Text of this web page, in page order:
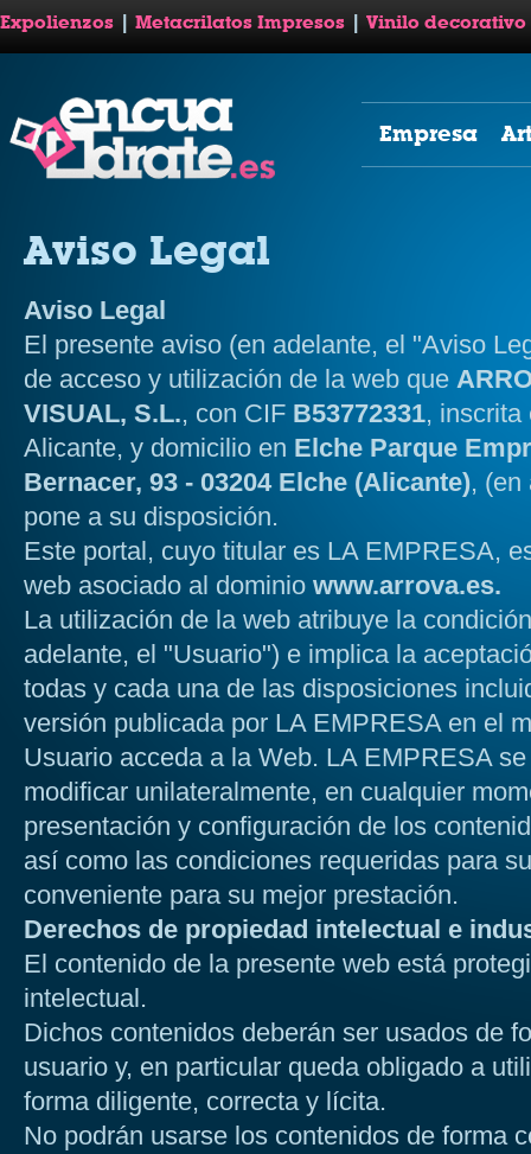
Expolienzos Metacrilatos Impresos Vinilo decorativo
Empresa
Aviso Legal
Aviso Legal
El presente aviso (en adelante, el "Aviso
de acceso y utilización de la web que
VISUAL, S.L., con CIF B53772331, inscrita
Alicante, y domicilio en Elche Parque
Bernacer, 93 - 03204 Elche (Alicante), (en
pone a su disposición.
Este portal, cuyo titular es LA EMPRESA,
web asociado al dominio www.arrova.es.
La utilización de la web atribuye la
adelante, el "Usuario") e implica la
todas y cada una de las disposiciones
versión publicada por LA EMPRESA en el
Usuario acceda a la Web. LA EMPRESA
modificar unilateralmente, en cualquier
presentación y configuración de los
así como las condiciones requeridas para
conveniente para su mejor prestación.
Derechos de propiedad intelectual e
El contenido de la presente web está
intelectual.
Dichos contenidos deberán ser usados de
usuario y, en particular queda obligado a
forma diligente, correcta y lícita.
No podrán usarse los contenidos de forma